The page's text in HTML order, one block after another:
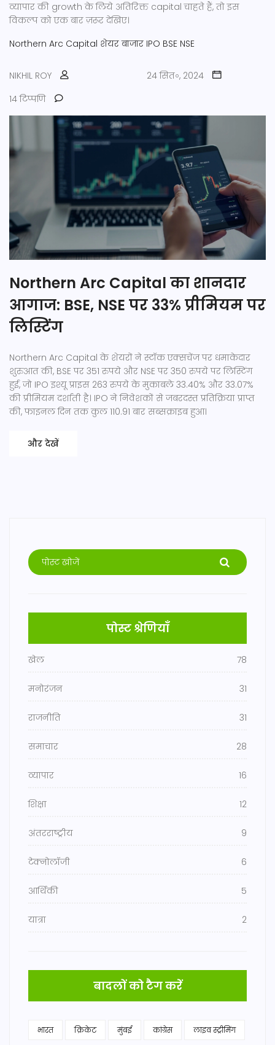
व्यापार की growth के लिये अतिरिक्त capital चाहते हैं, तो इस
विकल्प को एक बार ज़रूर देखिए।
Northern Arc Capital शेयर बाजार IPO BSE NSE
NIKHIL ROY
24 सित॰, 2024
14 टिप्पणि
Northern Arc Capital का शानदार
आगाज: BSE, NSE पर 33% प्रीमियम पर
लिस्टिंग
Northern Arc Capital के शेयरों ने स्टॉक एक्सचेंज पर धमाकेदार
शुरुआत की, BSE पर 351 रुपये और NSE पर 350 रुपये पर लिस्टिंग
हुई, जो IPO इश्यू प्राइस 263 रुपये के मुकाबले 33.40% और 33.07%
की प्रीमियम दर्शाती है। IPO ने निवेशकों से जबरदस्त प्रतिक्रिया प्राप्त
की, फाइनल दिन तक कुल 110.91 बार सब्सक्राइब हुआ।
और देखें
पोस्ट श्रेणियाँ
खेल 78
मनोरंजन 31
राजनीति 31
समाचार 28
व्यापार 16
शिक्षा 12
अंतरराष्ट्रीय 9
टेक्नोलॉजी 6
आर्थिकी 5
यात्रा 2
बादलों को टैग करें
भारत क्रिकेट मुंबई कांग्रेस लाइव स्ट्रीमिंग